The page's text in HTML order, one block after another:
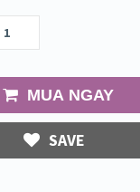
MUA NGAY
SAVE